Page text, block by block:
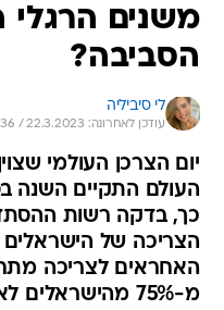
משנים הרגלי
הסביבה?
לי סיביליה
עודכן לאחרונה: 22.3.2023 / 11:36
יום הצרכן העולמי
העולם התקיים השנה
כך, בדקה רשות
הצריכה של
האחראים לצריכה
מ-75%